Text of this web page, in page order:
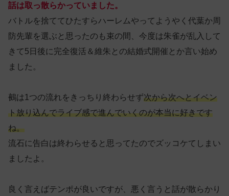
話は取っ散らかっていました。
バトルを捨ててひたすらハーレムやってようやく代葉か周
防先輩を選ぶと思ったのも束の間、今度は朱雀が乱入して
きて5日後に完全復活＆維朱との結婚式開催とか言い始め
ました。
鵺は1つの流れをきっちり終わらせず次から次へとイベン
ト放り込んでライブ感で進んでいくのが本当に好きです
ね。
流石に告白は終わらせると思ってたのでズッコケてしまい
ましたよ。
良く言えばテンポが良いですが、悪く言うと話が散らかり